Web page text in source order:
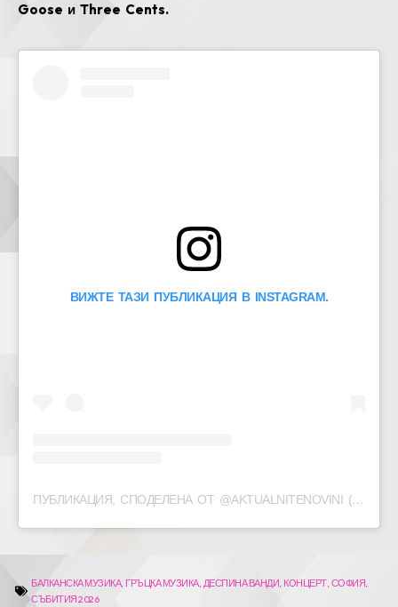
Goose и Three Cents.
ВИЖТЕ ТАЗИ ПУБЛИКАЦИЯ В INSTAGRAM.
ПУБЛИКАЦИЯ, СПОДЕЛЕНА ОТ @AKTUALNITENOVINI (@AKTUALNITE_NOVINI)
БАЛКАНСКА МУЗИКА, ГРЪЦКА МУЗИКА,ДЕСПИНА ВАНДИ, КОНЦЕРТ,СОФИЯ,
СЪБИТИЯ 2026